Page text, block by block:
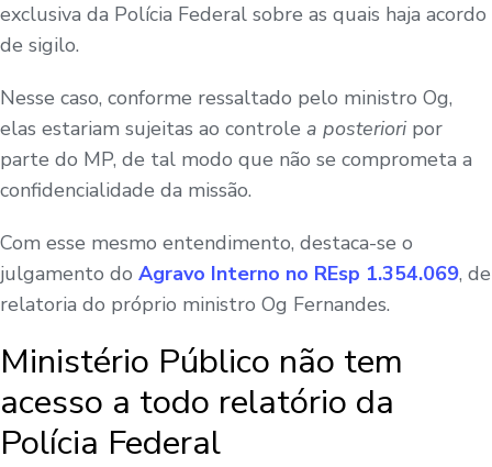
exclusiva da Polícia Federal sobre as quais haja acordo
de sigilo.
Nesse caso, conforme ressaltado pelo ministro Og,
elas estariam sujeitas ao controle a posterioripor
parte do MP, de tal modo que não se comprometa a
confidencialidade da missão.
Com esse mesmo entendimento, destaca-se o
julgamento do Agravo Interno no REsp 1.354.069, de
relatoria do próprio ministro Og Fernandes.
Ministério Público não tem
acesso a todo relatório da
Polícia Federal